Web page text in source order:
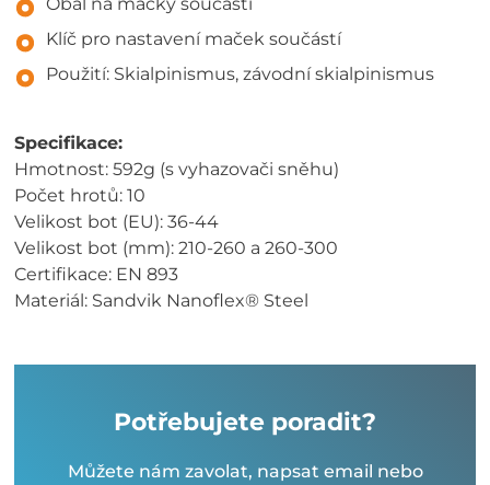
Klíč pro nastavení maček součástí
Použití: Skialpinismus, závodní skialpinismus
Specifikace:
Hmotnost: 592g (s vyhazovači sněhu)
Počet hrotů: 10
Velikost bot (EU): 36-44
Velikost bot (mm): 210-260 a 260-300
Certifikace: EN 893
Materiál: Sandvik Nanoflex® Steel
Potřebujete poradit?
Můžete nám zavolat, napsat email nebo